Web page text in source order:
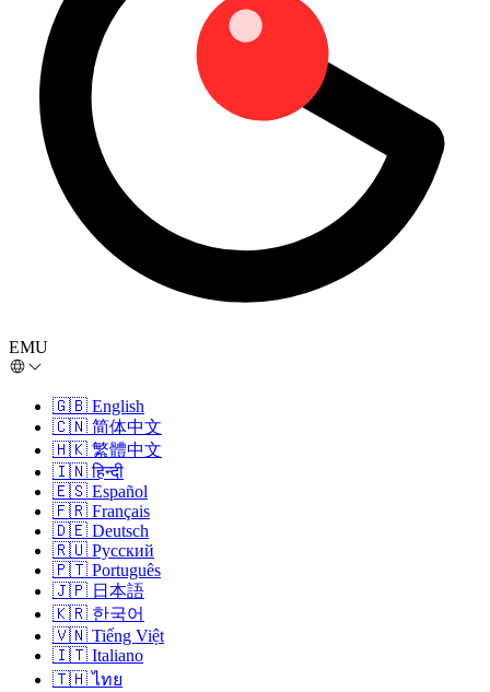
EMU
🇬🇧 English
🇨🇳 简体中文
🇭🇰 繁體中文
🇮🇳 हिन्दी
🇪🇸 Español
🇫🇷 Français
🇩🇪 Deutsch
🇷🇺 Русский
🇵🇹 Português
🇯🇵 日本語
🇰🇷 한국어
🇻🇳 Tiếng Việt
🇮🇹 Italiano
🇹🇭 ไทย